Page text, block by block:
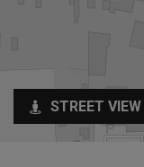
STREET VIEW